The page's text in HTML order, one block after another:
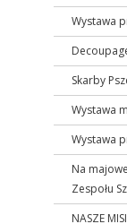
Wystawa
Skarby
Wystawa
Wystawa
Na
Zespołu
NASZE